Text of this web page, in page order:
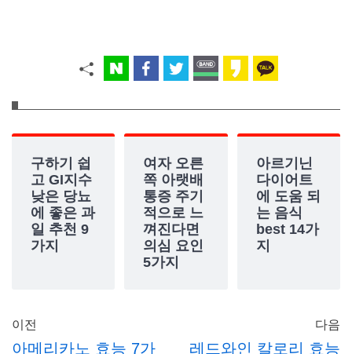
구하기 쉽
고 GI지수
낮은 당뇨
에 좋은 과
일 추천 9
가지
여자 오른
쪽 아랫배
통증 주기
적으로 느
껴진다면
의심 요인
5가지
아르기닌
다이어트
에 도움 되
는 음식
best 14가
지
이전
아메리카노 효능 7가
다음
레드와인 칼로리 효능